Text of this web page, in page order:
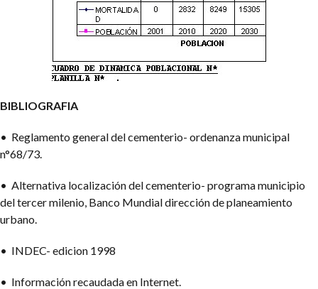
BIBLIOGRAFIA
• Reglamento general del cementerio- ordenanza municipal
n°68/73.
• Alternativa localización del cementerio- programa municipio
del tercer milenio, Banco Mundial dirección de planeamiento
urbano.
• INDEC- edicion 1998
• Información recaudada en Internet.